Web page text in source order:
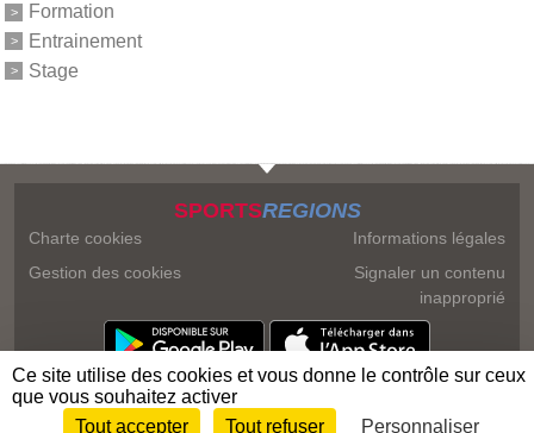
Formation
Entrainement
Stage
SPORTSREGIONS
Charte cookies
Gestion des cookies
Informations légales
Signaler un contenu
inapproprié
Envie de participer ? Connexion
Ce site utilise des cookies et vous donne le contrôle sur ceux
que vous souhaitez activer
Tout accepter
Tout refuser Personnaliser